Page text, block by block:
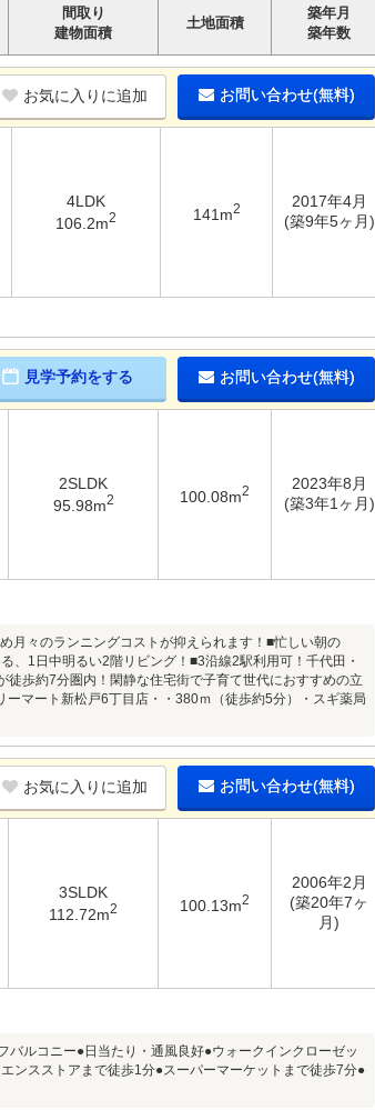
間取り
建物面積
土地面積
築年月
築年数
お気に入りに追加 お問い合わせ(無料)
4LDK
106.2m2 141m2
2017年4月
(築9年5ヶ月)
見学予約をする お問い合わせ(無料)
2SLDK
95.98m2 100.08m2
2023年8月
(築3年1ヶ月)
月々のランニングコストが抑えられます！■忙しい朝の
、1日中明るい2階リビング！■3沿線2駅利用可！千代田・
歩約7分圏内！閑静な住宅街で子育て世代におすすめの立
マート新松戸6丁目店・・380ｍ（徒歩約5分）・スギ薬局
お気に入りに追加 お問い合わせ(無料)
3SLDK
112.72m2 100.13m2
2006年2月
(築20年7ヶ
月)
ルコニー●日当たり・通風良好●ウォークインクローゼッ
ンスストアまで徒歩1分●スーパーマーケットまで徒歩7分●